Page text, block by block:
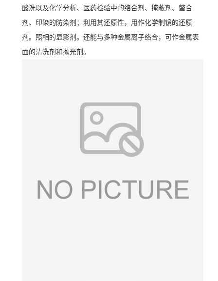
酸洗以及化学分析、医药检验中的络合剂、掩蔽剂、螯合
剂、印染的防染剂；利用其还原性，用作化学制镜的还原
剂。照相的显影剂。还能与多种金属离子络合，可作金属表
面的清洗剂和抛光剂。